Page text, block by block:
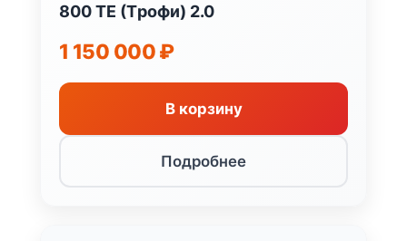
800 TЕ (Tрофи) 2.0
1 150 000₽
В корзину
Подробнее